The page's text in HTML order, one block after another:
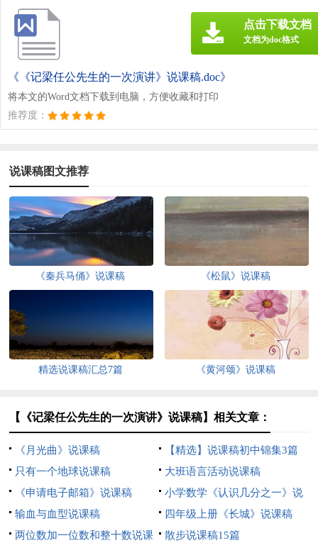
《《记梁任公先生的一次演讲》说课稿.doc》
将本文的Word文档下载到电脑，方便收藏和打印
推荐度：
点击下载文档
文档为doc格式
说课稿图文推荐
《秦兵马俑》说课稿 《松鼠》说课稿
精选说课稿汇总7篇 《黄河颂》说课稿
【《记梁任公先生的一次演讲》说课稿】相关文章：
《月光曲》说课稿
【精选】说课稿初中锦集3篇
只有一个地球说课稿
大班语言活动说课稿
《申请电子邮箱》说课稿
小学数学《认识几分之一》说
课稿
输血与血型说课稿
四年级上册《长城》说课稿
两位数加一位数和整十数说课
散步说课稿15篇